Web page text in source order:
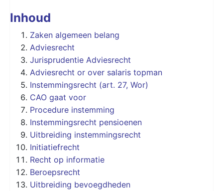
Inhoud
Zaken algemeen belang
Adviesrecht
Jurisprudentie Adviesrecht
Adviesrecht or over salaris topman
Instemmingsrecht (art. 27, Wor)
CAO gaat voor
Procedure instemming
Instemmingsrecht pensioenen
Uitbreiding instemmingsrecht
Initiatiefrecht
Recht op informatie
Beroepsrecht
Uitbreiding bevoegdheden